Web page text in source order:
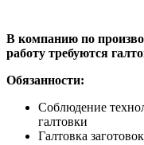
В компанию по
работу требуются
Обязанности:
Соблюдение
галтовки
Галтовка